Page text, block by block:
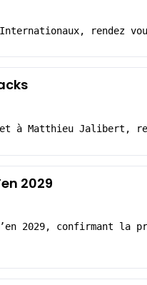
rendez
à Matthieu Jalibert,
2029
2029, confirmant